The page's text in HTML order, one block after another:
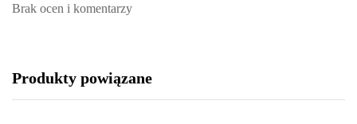
Brak ocen i komentarzy
Produkty powiązane